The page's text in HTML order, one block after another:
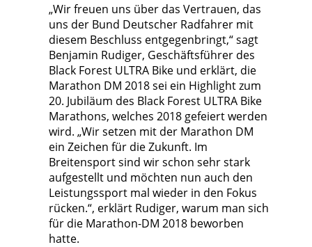
„Wir freuen uns über das Vertrauen, das
uns der Bund Deutscher Radfahrer mit
diesem Beschluss entgegenbringt,“ sagt
Benjamin Rudiger, Geschäftsführer des
Black Forest ULTRA Bike und erklärt, die
Marathon DM 2018 sei ein Highlight zum
20. Jubiläum des Black Forest ULTRA Bike
Marathons, welches 2018 gefeiert werden
wird. „Wir setzen mit der Marathon DM
ein Zeichen für die Zukunft. Im
Breitensport sind wir schon sehr stark
aufgestellt und möchten nun auch den
Leistungssport mal wieder in den Fokus
rücken.“, erklärt Rudiger, warum man sich
für die Marathon-DM 2018 beworben
hatte.